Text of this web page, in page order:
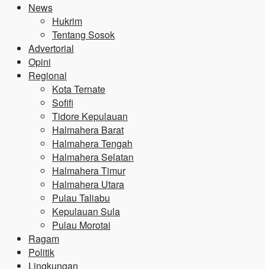
News
Hukrim
Tentang Sosok
Advertorial
Opini
Regional
Kota Ternate
Sofifi
Tidore Kepulauan
Halmahera Barat
Halmahera Tengah
Halmahera Selatan
Halmahera Timur
Halmahera Utara
Pulau Taliabu
Kepulauan Sula
Pulau Morotai
Ragam
Politik
Lingkungan